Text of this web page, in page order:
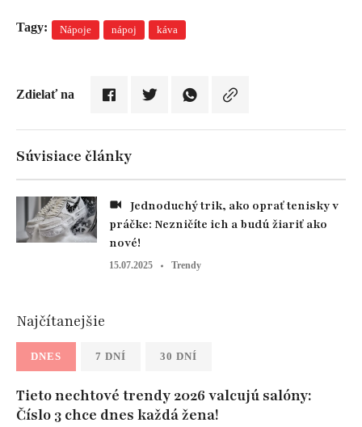
Tagy: Nápoje nápoj káva
Zdielať na
Súvisiace články
práčke: Nezničíte ich a budú žiariť ako
nové!
15.07.2025 Trendy
Najčítanejšie
DNES 7 DNÍ 30 DNÍ
Tieto nechtové trendy 2026 valcujú salóny:
Číslo 3 chce dnes každá žena!